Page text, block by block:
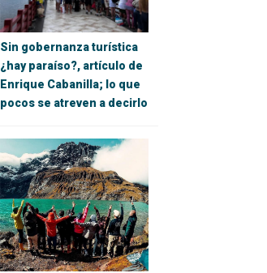
Sin gobernanza turística
¿hay paraíso?, artículo de
Enrique Cabanilla; lo que
pocos se atreven a decirlo